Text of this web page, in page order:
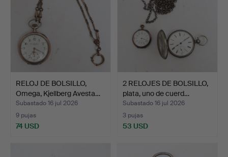
RELOJ DE BOLSILLO,
Omega, Kjellberg Avesta…
Subastado 16 jul 2026
9 pujas
74 USD
2 RELOJES DE BOLSILLO,
plata, uno de cuerd…
Subastado 16 jul 2026
3 pujas
53 USD